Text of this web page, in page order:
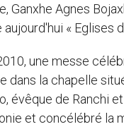
Ganxhe Agnes
« Eglises
une messe
dans la chapelle
évêque de Ranchi
et concélébré la